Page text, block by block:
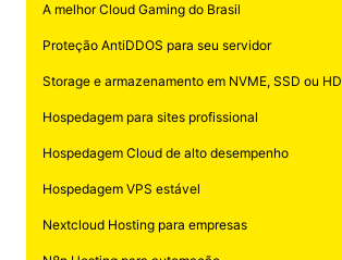
A melhor Cloud Gaming do Brasil
Proteção AntiDDOS para seu servidor
Storage e armazenamento em NVME, SSD ou HD
Hospedagem para sites profissional
Hospedagem Cloud de alto desempenho
Hospedagem VPS estável
Nextcloud Hosting para empresas